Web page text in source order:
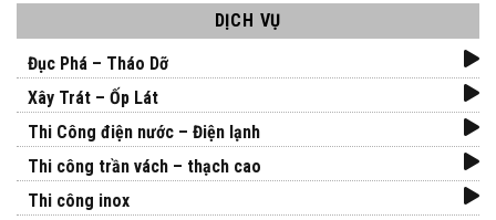
DỊCH VỤ
Đục Phá – Tháo Dỡ
Xây Trát – Ốp Lát
Thi Công điện nước – Điện lạnh
Thi công trần vách – thạch cao
Thi công inox